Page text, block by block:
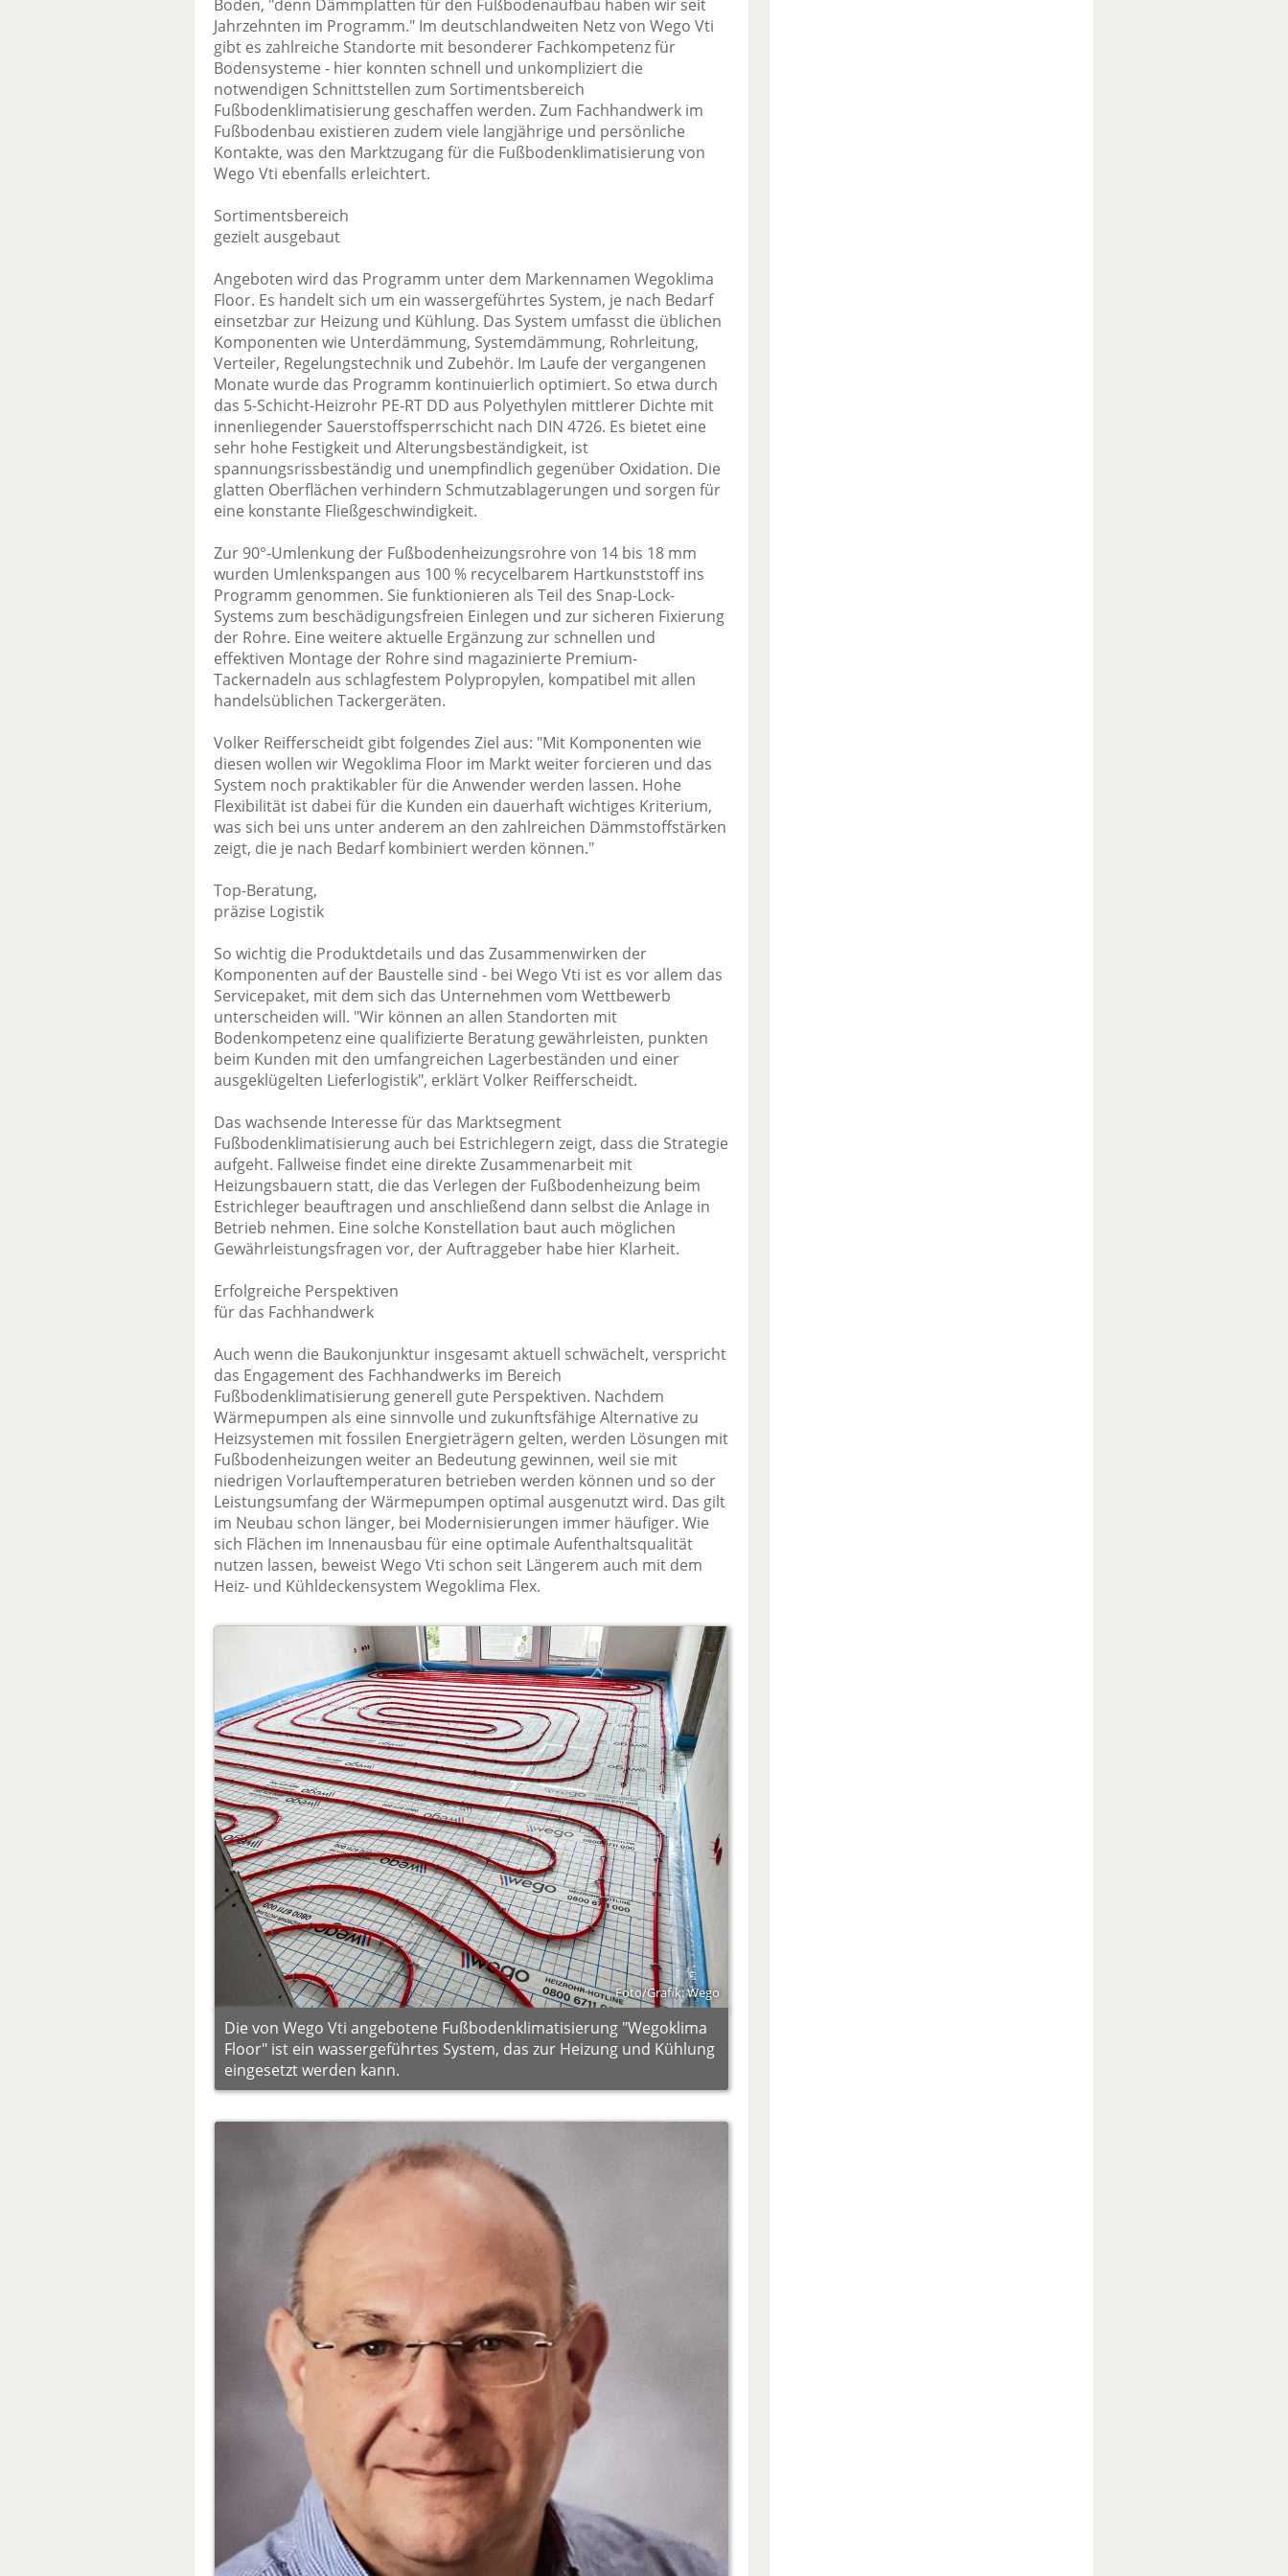
Boden, "denn Dämmplatten für den Fußbodenaufbau haben wir seit
Jahrzehnten im Programm." Im deutschlandweiten Netz von Wego Vti
gibt es zahlreiche Standorte mit besonderer Fachkompetenz für
Bodensysteme - hier konnten schnell und unkompliziert die
notwendigen Schnittstellen zum Sortimentsbereich
Fußbodenklimatisierung geschaffen werden. Zum Fachhandwerk im
Fußbodenbau existieren zudem viele langjährige und persönliche
Kontakte, was den Marktzugang für die Fußbodenklimatisierung von
Wego Vti ebenfalls erleichtert.
Sortimentsbereich
gezielt ausgebaut
Angeboten wird das Programm unter dem Markennamen Wegoklima
Floor. Es handelt sich um ein wassergeführtes System, je nach Bedarf
einsetzbar zur Heizung und Kühlung. Das System umfasst die üblichen
Komponenten wie Unterdämmung, Systemdämmung, Rohrleitung,
Verteiler, Regelungstechnik und Zubehör. Im Laufe der vergangenen
Monate wurde das Programm kontinuierlich optimiert. So etwa durch
das 5-Schicht-Heizrohr PE-RT DD aus Polyethylen mittlerer Dichte mit
innenliegender Sauerstoffsperrschicht nach DIN 4726. Es bietet eine
sehr hohe Festigkeit und Alterungsbeständigkeit, ist
spannungsrissbeständig und unempfindlich gegenüber Oxidation. Die
glatten Oberflächen verhindern Schmutzablagerungen und sorgen für
eine konstante Fließgeschwindigkeit.
Zur 90°-Umlenkung der Fußbodenheizungsrohre von 14 bis 18 mm
wurden Umlenkspangen aus 100 % recycelbarem Hartkunststoff ins
Programm genommen. Sie funktionieren als Teil des Snap-Lock-
Systems zum beschädigungsfreien Einlegen und zur sicheren Fixierung
der Rohre. Eine weitere aktuelle Ergänzung zur schnellen und
effektiven Montage der Rohre sind magazinierte Premium-
Tackernadeln aus schlagfestem Polypropylen, kompatibel mit allen
handelsüblichen Tackergeräten.
Volker Reifferscheidt gibt folgendes Ziel aus: "Mit Komponenten wie
diesen wollen wir Wegoklima Floor im Markt weiter forcieren und das
System noch praktikabler für die Anwender werden lassen. Hohe
Flexibilität ist dabei für die Kunden ein dauerhaft wichtiges Kriterium,
was sich bei uns unter anderem an den zahlreichen Dämmstoffstärken
zeigt, die je nach Bedarf kombiniert werden können."
Top-Beratung,
präzise Logistik
So wichtig die Produktdetails und das Zusammenwirken der
Komponenten auf der Baustelle sind - bei Wego Vti ist es vor allem das
Servicepaket, mit dem sich das Unternehmen vom Wettbewerb
unterscheiden will. "Wir können an allen Standorten mit
Bodenkompetenz eine qualifizierte Beratung gewährleisten, punkten
beim Kunden mit den umfangreichen Lagerbeständen und einer
ausgeklügelten Lieferlogistik", erklärt Volker Reifferscheidt.
Das wachsende Interesse für das Marktsegment
Fußbodenklimatisierung auch bei Estrichlegern zeigt, dass die Strategie
aufgeht. Fallweise findet eine direkte Zusammenarbeit mit
Heizungsbauern statt, die das Verlegen der Fußbodenheizung beim
Estrichleger beauftragen und anschließend dann selbst die Anlage in
Betrieb nehmen. Eine solche Konstellation baut auch möglichen
Gewährleistungsfragen vor, der Auftraggeber habe hier Klarheit.
Erfolgreiche Perspektiven
für das Fachhandwerk
Auch wenn die Baukonjunktur insgesamt aktuell schwächelt, verspricht
das Engagement des Fachhandwerks im Bereich
Fußbodenklimatisierung generell gute Perspektiven. Nachdem
Wärmepumpen als eine sinnvolle und zukunftsfähige Alternative zu
Heizsystemen mit fossilen Energieträgern gelten, werden Lösungen mit
Fußbodenheizungen weiter an Bedeutung gewinnen, weil sie mit
niedrigen Vorlauftemperaturen betrieben werden können und so der
Leistungsumfang der Wärmepumpen optimal ausgenutzt wird. Das gilt
im Neubau schon länger, bei Modernisierungen immer häufiger. Wie
sich Flächen im Innenausbau für eine optimale Aufenthaltsqualität
nutzen lassen, beweist Wego Vti schon seit Längerem auch mit dem
Heiz- und Kühldeckensystem Wegoklima Flex.
Foto/Grafik: Wego
Die von Wego Vti angebotene Fußbodenklimatisierung "Wegoklima
Floor" ist ein wassergeführtes System, das zur Heizung und Kühlung
eingesetzt werden kann.